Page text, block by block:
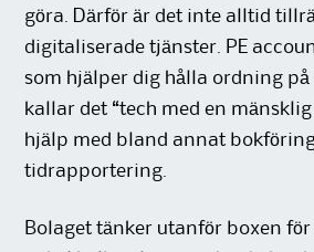
göra. Därför är det inte alltid
digitaliserade tjänster. PE
som hjälper dig hålla ordning på
kallar det “tech med en
hjälp med bland annat
tidrapportering.
Bolaget tänker utanför boxen för